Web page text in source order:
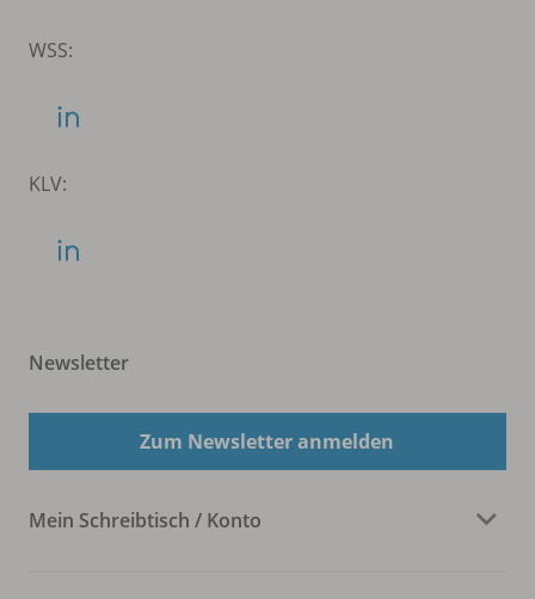
WSS:
KLV:
Newsletter
Zum Newsletter anmelden
Mein Schreibtisch / Konto